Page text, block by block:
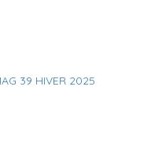
39 HIVER 2025